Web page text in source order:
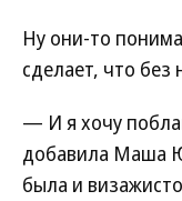
Ну они-то
сделает, что без
— И я хочу
добавила Маша
была и